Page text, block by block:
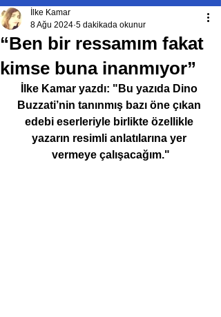
“Ben bir ressamım fakat
kimse buna inanmıyor”
İlke Kamar
8 Ağu 2024 5 dakikada okunur
İlke Kamar yazdı: "Bu yazıda Dino
Buzzati’nin tanınmış bazı öne çıkan
edebi eserleriyle birlikte özellikle
yazarın resimli anlatılarına yer
vermeye çalışacağım."